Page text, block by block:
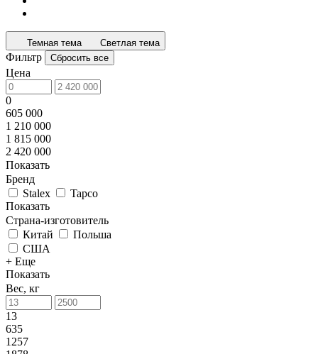
Темная тема Светлая тема
Фильтр Сбросить все
Цена
0
605 000
1 210 000
1 815 000
2 420 000
Показать
Бренд
Stalex
Tapco
Показать
Страна-изготовитель
Китай
Польша
США
+ Еще
Показать
Вес, кг
13
635
1257